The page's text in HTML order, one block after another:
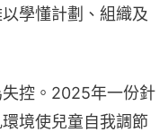
學懂計劃、組織及
控。2025年一份針
境使兒童自我調節